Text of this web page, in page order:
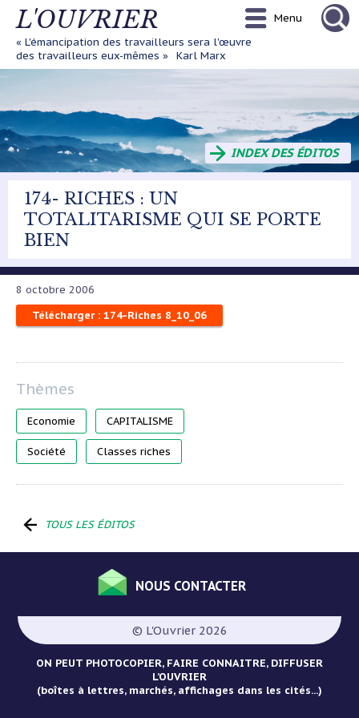
Aller
principal
L'OUVRIER
« L'émancipation des travailleurs sera l'œuvre
des travailleurs eux-mêmes »
Karl Marx
Menu
INDEX DES ÉDITOS
174- RICHES : UN
TOTALITARISME QUI SE PORTE
BIEN
8 octobre 2006
Télécharger : 174-Riches 8_10_06
Economie CAPITALISME
Société Classes riches
TOUS LES ÉDITOS
Pied
de
page
NOUS CONTACTER
© L'Ouvrier 2026
ON PEUT PHOTOCOPIER, FAIRE CONNAITRE, DIFFUSER
L’OUVRIER
(boîtes à lettres, marchés, affichages dans les cités...)